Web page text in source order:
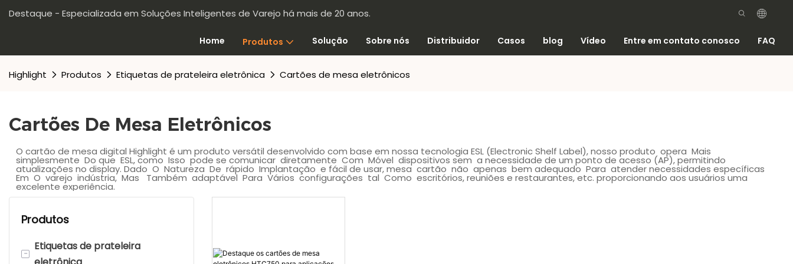
Destaque - Especializada em Soluções Inteligentes de Varejo há mais de 20 anos.
Home Produtos Solução Sobre nós Distribuidor Casos blog Vídeo Entre em contato conosco FAQ
Highlight Produtos Etiquetas de prateleira eletrônica Cartões de mesa eletrônicos
Cartões De Mesa Eletrônicos
O cartão de mesa digital Highlight é um produto versátil desenvolvido com base em nossa tecnologia ESL (Electronic Shelf Label), nosso produto opera Mais
simplesmente Do que ESL, como Isso pode se comunicar diretamente Com Móvel dispositivos sem a necessidade de um ponto de acesso (AP), permitindo
atualizações no display. Dado O Natureza De rápido Implantação e fácil de usar, mesa cartão não apenas bem adequado Para atender necessidades específicas
Em O varejo indústria, Mas Também adaptável Para Vários configurações tal Como escritórios, reuniões e restaurantes, etc. proporcionando aos usuários uma
excelente experiência.
Produtos
-
Etiquetas de prateleira